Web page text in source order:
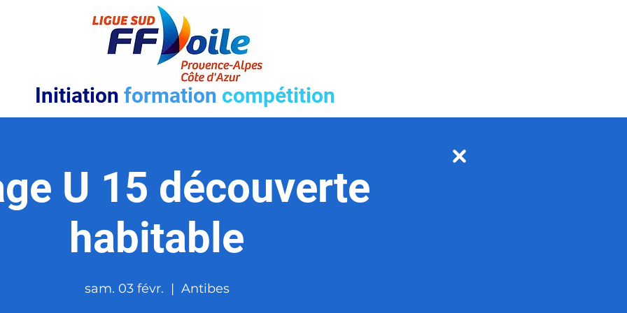
Initiationformation compétition
U 15 découverte
habitable
sam. 03 févr.
  |
Antibes